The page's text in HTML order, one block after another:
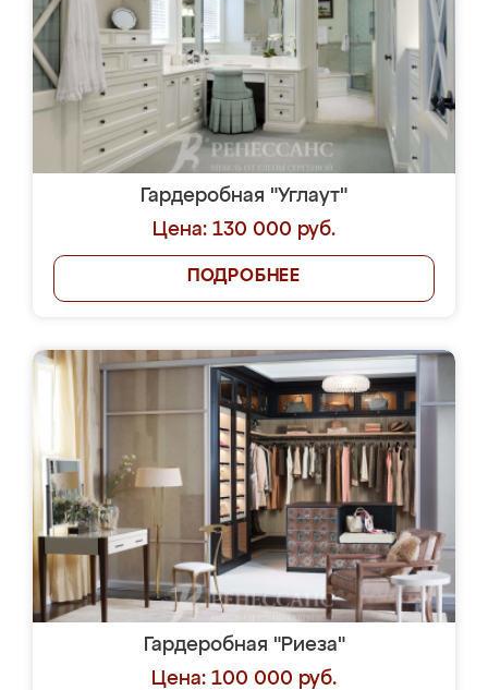
Гардеробная "Углаут"
Цена: 130 000 руб.
ПОДРОБНЕЕ
Гардеробная "Риеза"
Цена: 100 000 руб.